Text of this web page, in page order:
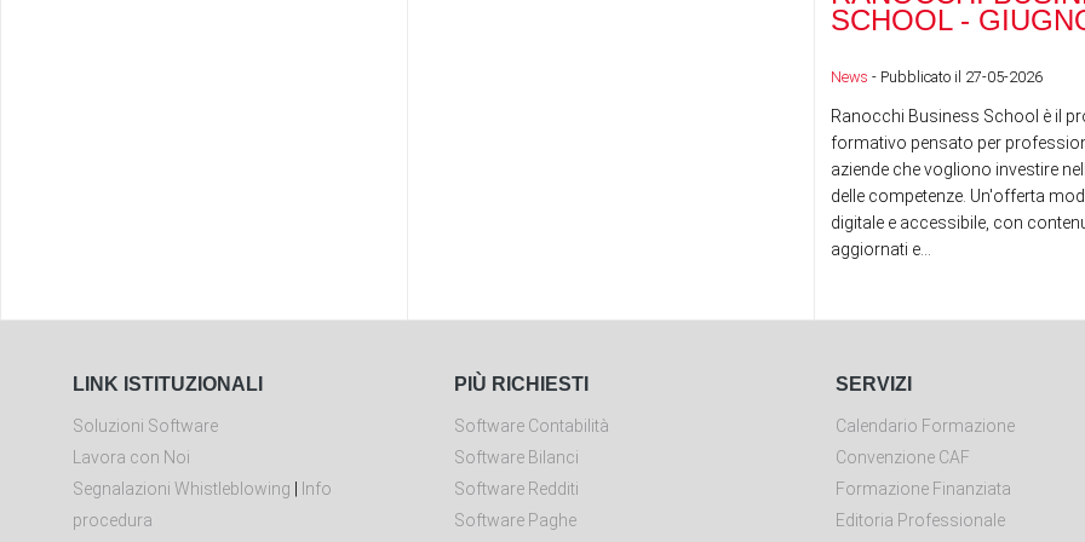
SCHOOL -
News - Pubblicato il 27-05-2026
Ranocchi Business School è il
formativo pensato per
aziende che vogliono investire
delle competenze. Un'offerta
digitale e accessibile, con
aggiornati e...
LINK ISTITUZIONALI
Soluzioni Software
Lavora con Noi
Segnalazioni Whistleblowing
Info
procedura
PIÙ RICHIESTI
Software Contabilità
Software Bilanci
Software Redditi
Software Paghe
SERVIZI
Calendario Formazione
Convenzione CAF
Formazione Finanziata
Editoria Professionale